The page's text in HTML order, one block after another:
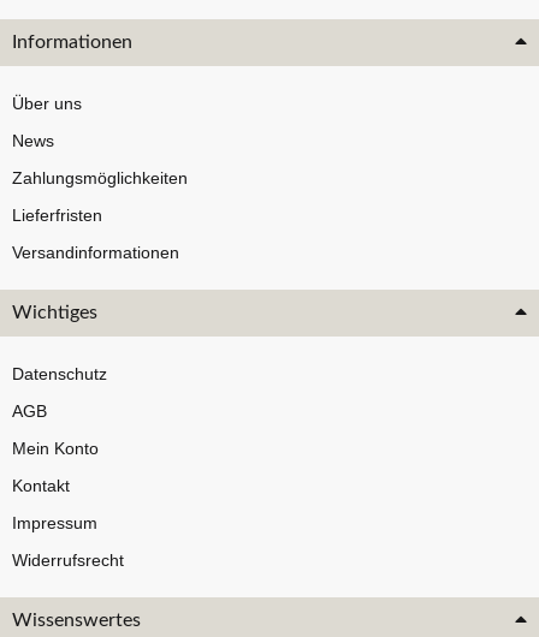
Informationen
Über uns
News
Zahlungsmöglichkeiten
Lieferfristen
Versandinformationen
Wichtiges
Datenschutz
AGB
Mein Konto
Kontakt
Impressum
Widerrufsrecht
Wissenswertes